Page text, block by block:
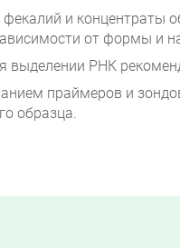
и концентраты
от формы и
выделении РНК
праймеров и
образца.